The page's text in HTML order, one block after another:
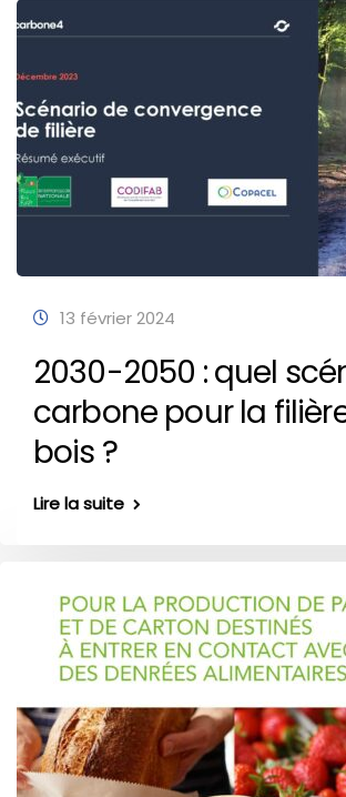
13 février 2024
2030-2050 : quel
carbone pour la
bois ?
Lire la suite